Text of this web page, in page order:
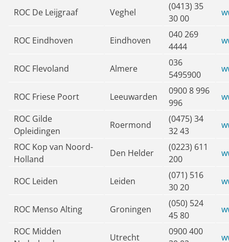
ROC De Leijgraaf Veghel
(0413) 35
30 00
ROC Eindhoven Eindhoven
040 269
4444
ROC Flevoland Almere
036
5495900
ROC Friese Poort Leeuwarden
0900 8 996
996
ROC Gilde
Opleidingen
Roermond
(0475) 34
32 43
ROC Kop van Noord-
Holland
Den Helder
(0223) 611
200
ROC Leiden Leiden
(071) 516
30 20
ROC Menso Alting Groningen
(050) 524
45 80
ROC Midden
Utrecht
0900 400